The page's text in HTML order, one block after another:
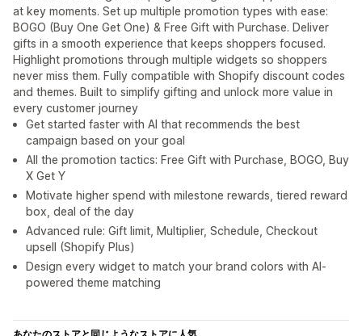
at key moments. Set up multiple promotion types with ease:
BOGO (Buy One Get One) & Free Gift with Purchase. Deliver
gifts in a smooth experience that keeps shoppers focused.
Highlight promotions through multiple widgets so shoppers
never miss them. Fully compatible with Shopify discount codes
and themes. Built to simplify gifting and unlock more value in
every customer journey
Get started faster with AI that recommends the best
campaign based on your goal
All the promotion tactics: Free Gift with Purchase, BOGO, Buy
X Get Y
Motivate higher spend with milestone rewards, tiered reward
box, deal of the day
Advanced rule: Gift limit, Multiplier, Schedule, Checkout
upsell (Shopify Plus)
Design every widget to match your brand colors with AI-
powered theme matching